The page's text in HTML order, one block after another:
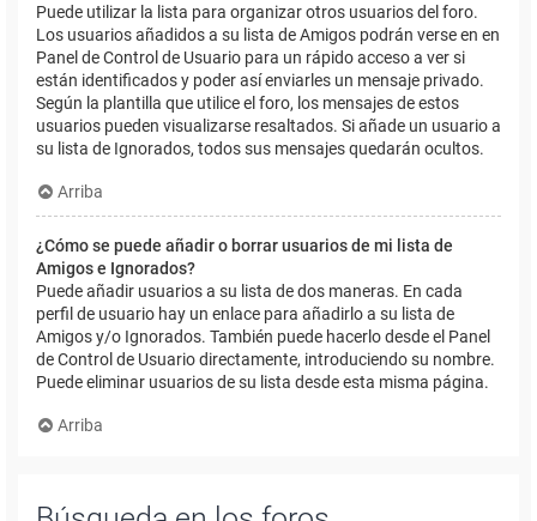
Puede utilizar la lista para organizar otros usuarios del foro.
Los usuarios añadidos a su lista de Amigos podrán verse en en
Panel de Control de Usuario para un rápido acceso a ver si
están identificados y poder así enviarles un mensaje privado.
Según la plantilla que utilice el foro, los mensajes de estos
usuarios pueden visualizarse resaltados. Si añade un usuario a
su lista de Ignorados, todos sus mensajes quedarán ocultos.
Arriba
¿Cómo se puede añadir o borrar usuarios de mi lista de
Amigos e Ignorados?
Puede añadir usuarios a su lista de dos maneras. En cada
perfil de usuario hay un enlace para añadirlo a su lista de
Amigos y/o Ignorados. También puede hacerlo desde el Panel
de Control de Usuario directamente, introduciendo su nombre.
Puede eliminar usuarios de su lista desde esta misma página.
Arriba